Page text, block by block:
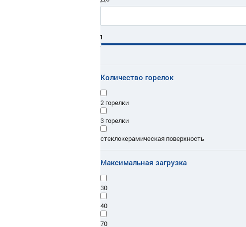
1
Количество горелок
2 горелки
3 горелки
стеклокерамическая поверхность
Максимальная загрузка
30
40
70